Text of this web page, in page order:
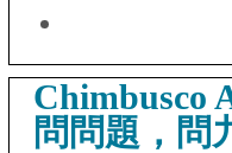
Chimbusco
問問題，問